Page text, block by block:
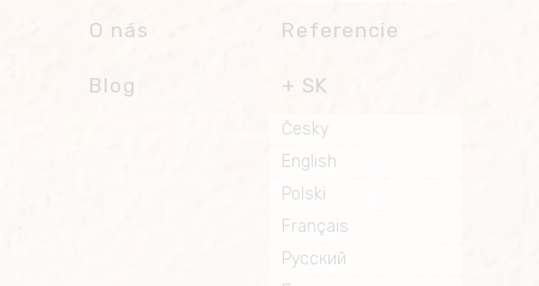
O nás Referencie
Blog SK
Česky
English
Polski
Français
Русский